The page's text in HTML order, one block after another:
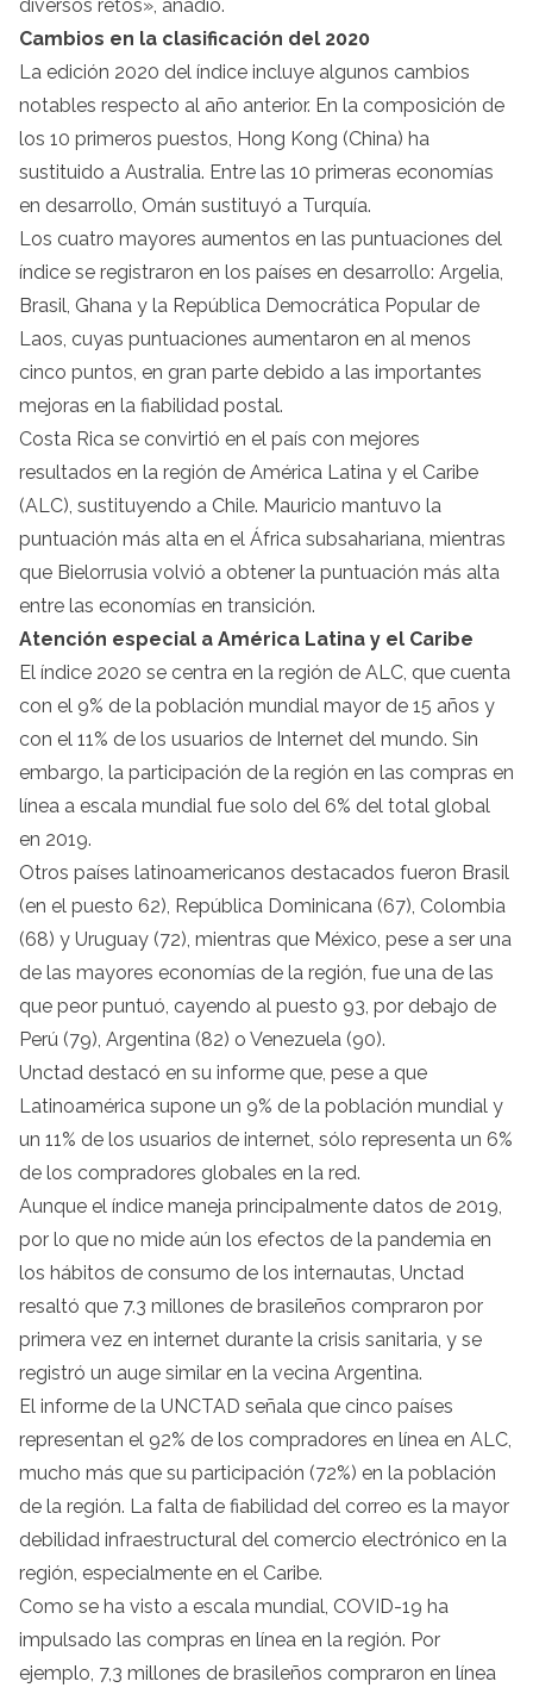
diversos retos», añadió.
Cambios en la clasificación del 2020
La edición 2020 del índice incluye algunos cambios
notables respecto al año anterior. En la composición de
los 10 primeros puestos, Hong Kong (China) ha
sustituido a Australia. Entre las 10 primeras economías
en desarrollo, Omán sustituyó a Turquía.
Los cuatro mayores aumentos en las puntuaciones del
índice se registraron en los países en desarrollo: Argelia,
Brasil, Ghana y la República Democrática Popular de
Laos, cuyas puntuaciones aumentaron en al menos
cinco puntos, en gran parte debido a las importantes
mejoras en la fiabilidad postal.
Costa Rica se convirtió en el país con mejores
resultados en la región de América Latina y el Caribe
(ALC), sustituyendo a Chile. Mauricio mantuvo la
puntuación más alta en el África subsahariana, mientras
que Bielorrusia volvió a obtener la puntuación más alta
entre las economías en transición.
Atención especial a América Latina y el Caribe
El índice 2020 se centra en la región de ALC, que cuenta
con el 9% de la población mundial mayor de 15 años y
con el 11% de los usuarios de Internet del mundo. Sin
embargo, la participación de la región en las compras en
línea a escala mundial fue solo del 6% del total global
en 2019.
Otros países latinoamericanos destacados fueron Brasil
(en el puesto 62), República Dominicana (67), Colombia
(68) y Uruguay (72), mientras que México, pese a ser una
de las mayores economías de la región, fue una de las
que peor puntuó, cayendo al puesto 93, por debajo de
Perú (79), Argentina (82) o Venezuela (90).
Unctad destacó en su informe que, pese a que
Latinoamérica supone un 9% de la población mundial y
un 11% de los usuarios de internet, sólo representa un 6%
de los compradores globales en la red.
Aunque el índice maneja principalmente datos de 2019,
por lo que no mide aún los efectos de la pandemia en
los hábitos de consumo de los internautas, Unctad
resaltó que 7.3 millones de brasileños compraron por
primera vez en internet durante la crisis sanitaria, y se
registró un auge similar en la vecina Argentina.
El informe de la UNCTAD señala que cinco países
representan el 92% de los compradores en línea en ALC,
mucho más que su participación (72%) en la población
de la región. La falta de fiabilidad del correo es la mayor
debilidad infraestructural del comercio electrónico en la
región, especialmente en el Caribe.
Como se ha visto a escala mundial, COVID-19 ha
impulsado las compras en línea en la región. Por
ejemplo, 7,3 millones de brasileños compraron en línea